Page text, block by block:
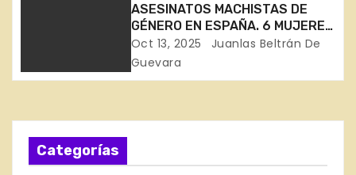
e
n
ASESINATOS MACHISTAS DE
GÉNERO EN ESPAÑA. 6 MUJERES
ASESINADAS EN SEPTIEMBRE
(Sevilla, Murcia, Sevilla, Málaga,
Girona, Badajoz)
Oct 13, 2025
Juanlas Beltrán De
Guevara
Categorías